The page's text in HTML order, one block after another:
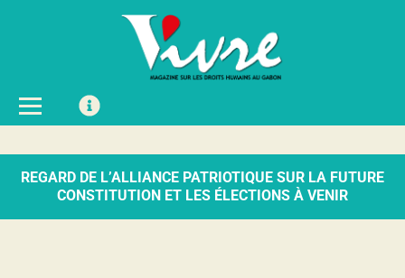
REGARD DE L’ALLIANCE PATRIOTIQUE SUR LA FUTURE
CONSTITUTION ET LES ÉLECTIONS À VENIR​